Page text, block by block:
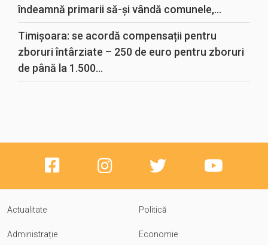
îndeamnă primarii să-și vândă comunele,...
Timișoara: se acordă compensații pentru
zboruri întârziate – 250 de euro pentru zboruri
de până la 1.500...
Actualitate Politică
Administrație Economie